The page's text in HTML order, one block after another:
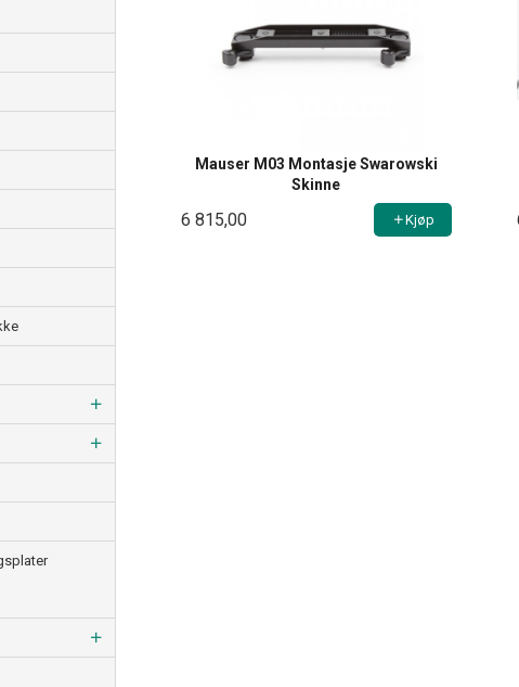
Mauser M03 Montasje Swarowski
Skinne
6 815,00 Kjøp